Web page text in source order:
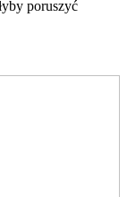
poruszyć